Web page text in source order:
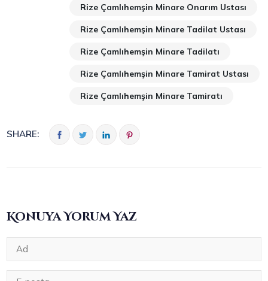
Rize Çamlıhemşin Minare Onarım Ustası
Rize Çamlıhemşin Minare Tadilat Ustası
Rize Çamlıhemşin Minare Tadilatı
Rize Çamlıhemşin Minare Tamirat Ustası
Rize Çamlıhemşin Minare Tamiratı
SHARE:
Konuya Yorum Yaz